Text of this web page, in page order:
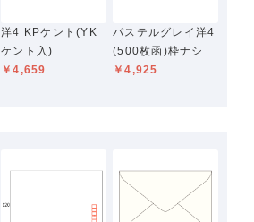
洋4 KPケント(YK
ケント入)
￥4,659
パステルグレイ洋4
(500枚函)枠ナシ
￥4,925